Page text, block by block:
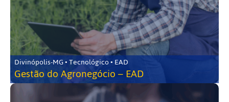
Divinópolis-MG • Tecnológico • EAD
Gestão do Agronegócio – EAD